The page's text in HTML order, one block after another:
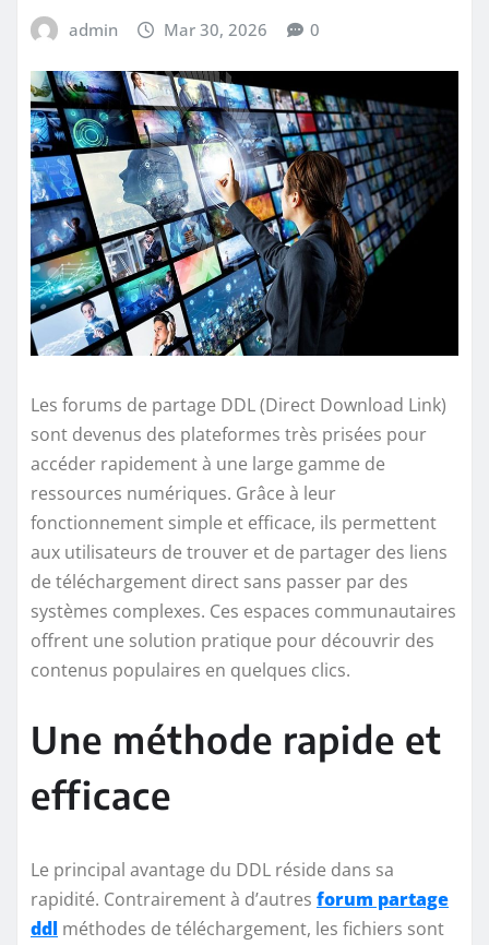
admin Mar 30, 2026 0
Les forums de partage DDL (Direct Download Link)
sont devenus des plateformes très prisées pour
accéder rapidement à une large gamme de
ressources numériques. Grâce à leur
fonctionnement simple et efficace, ils permettent
aux utilisateurs de trouver et de partager des liens
de téléchargement direct sans passer par des
systèmes complexes. Ces espaces communautaires
offrent une solution pratique pour découvrir des
contenus populaires en quelques clics.
Une méthode rapide et
efficace
Le principal avantage du DDL réside dans sa
rapidité. Contrairement à d’autres forum partage
ddl méthodes de téléchargement, les fichiers sont